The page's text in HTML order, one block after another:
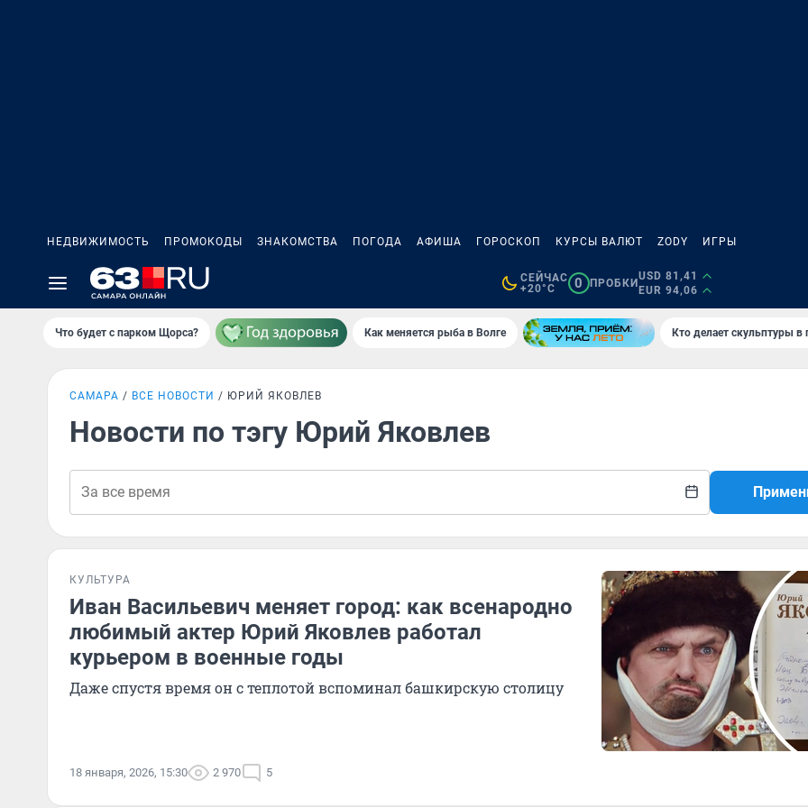
НЕДВИЖИМОСТЬ ПРОМОКОДЫ ЗНАКОМСТВА ПОГОДА АФИША ГОРОСКОП КУРСЫ ВАЛЮТ ZODY ИГРЫ
СЕЙЧАС
+20°C
0 ПРОБКИ
USD 81,41
EUR 94,06
Что будет с парком Щорса? Как меняется рыба в Волге Кто делает скульптуры в
САМАРА ВСЕ НОВОСТИ ЮРИЙ ЯКОВЛЕВ
Новости по тэгу Юрий Яковлев
КУЛЬТУРА
Иван Васильевич меняет город: как всенародно
любимый актер Юрий Яковлев работал
курьером в военные годы
Даже спустя время он с теплотой вспоминал башкирскую столицу
18 января, 2026, 15:30 2 970 5